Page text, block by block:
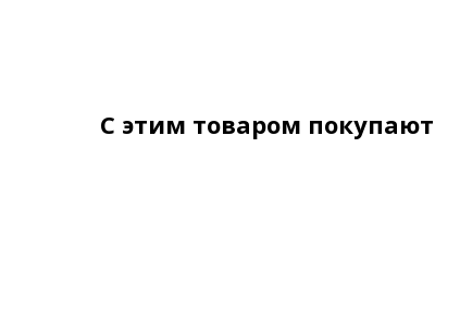
С этим товаром покупают